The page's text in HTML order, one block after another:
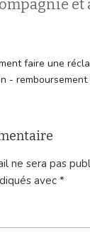
et
faire une
- remboursement
ne sera pas
avec *